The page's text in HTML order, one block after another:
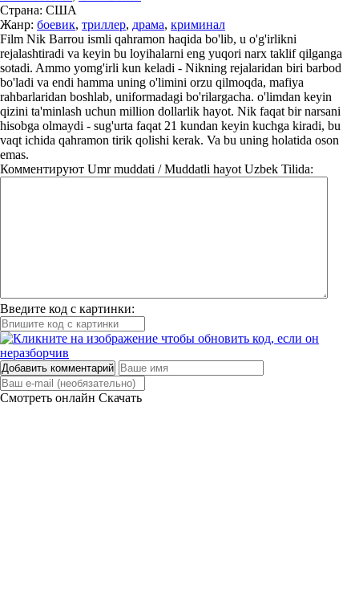
Страна: США
Жанр: боевик, триллер, драма, криминал
Film Nik Barrou ismli qahramon haqida bo'lib, u o'g'irlikni
rejalashtiradi va keyin bu loyihalarni eng yuqori narx taklif qilganga
sotadi. Ammo yomg'irli kun keladi - Nikning rejalaridan biri barbod
bo'ladi va endi hamma uning o'limini orzu qilmoqda, mafiya
rahbarlaridan boshlab, uniformadagi bo'rilargacha. o'limdan keyin
qizini ta'minlash uchun million dollarlik hayot. Nik faqat bir narsani
hisobga olmaydi - sug'urta faqat 21 kundan keyin kuchga kiradi, bu
vaqt ichida qahramon tirik qolishi kerak. Va bu uning holatida oson
emas.
Комментируют Umr muddati / Muddatli hayot Uzbek Tilida:
Введите код с картинки:
Добавить комментарий
Смотреть онлайн Скачать